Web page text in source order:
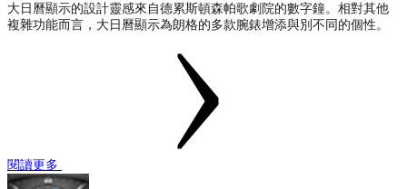
大日曆顯示的設計靈感來自德累斯頓森帕歌劇院的數字鐘。相對其他
複雜功能而言，大日曆顯示為朗格的多款腕錶增添與別不同的個性。
閱讀更多